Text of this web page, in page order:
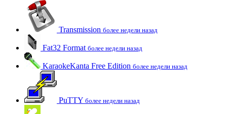
Transmission более недели назад
Fat32 Format более недели назад
KaraokeKanta Free Edition более недели назад
PuTTY более недели назад